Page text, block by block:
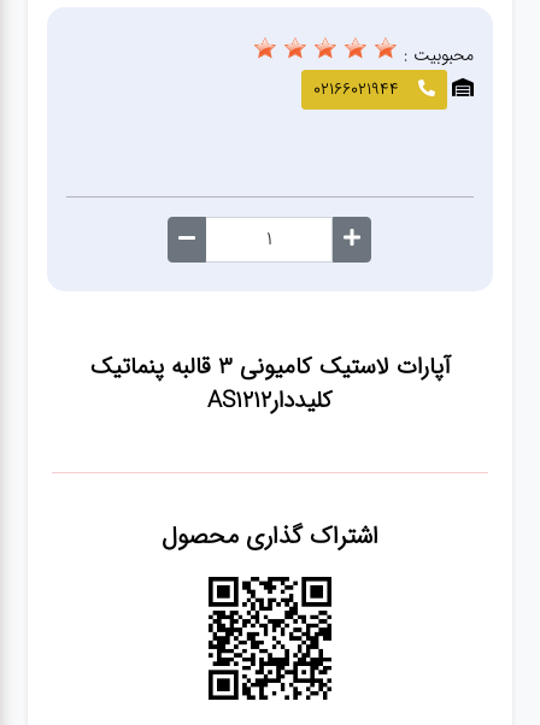
لوازم
معاینه
آپارات لاستیک کامیونی 3 قالبه پنماتیک
کلیددارAS1212
اشتراک گذاری محصول
محبوبیت :
02166021944